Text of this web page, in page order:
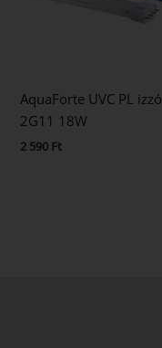
AquaForte UVC PL izzó
2G11 18W
2 590 Ft